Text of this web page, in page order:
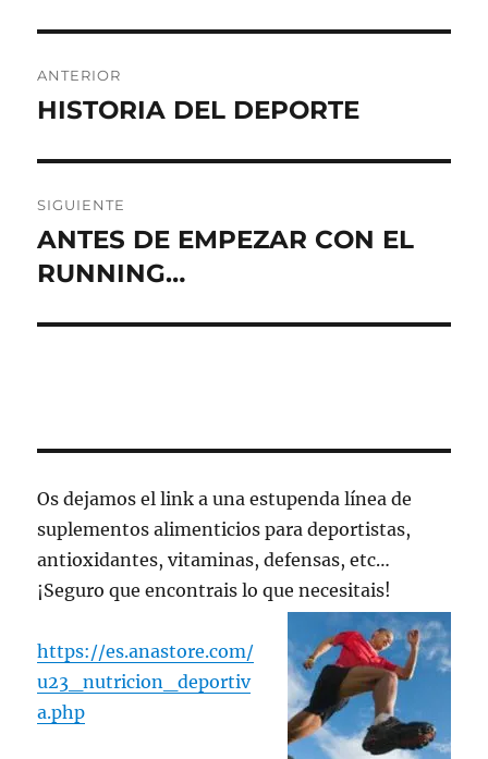
de
ANTERIOR
Entrada
HISTORIA DEL DEPORTE
SIGUIENTE
Entrada
siguiente:
ANTES DE EMPEZAR CON EL
RUNNING…
Os dejamos el link a una estupenda línea de
suplementos alimenticios para deportistas,
antioxidantes, vitaminas, defensas, etc…
¡Seguro que encontrais lo que necesitais!
https://es.anastore.com/
u23_nutricion_deportiv
a.php